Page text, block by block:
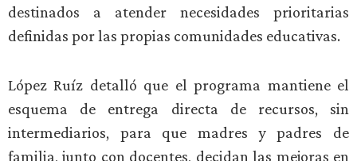
destinados a atender necesidades prioritarias
definidas por las propias comunidades educativas.
López Ruíz detalló que el programa mantiene el
esquema de entrega directa de recursos, sin
intermediarios, para que madres y padres de
familia, junto con docentes, decidan las mejoras en